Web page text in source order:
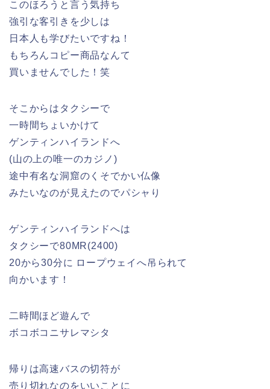
このほろうと言う気持ち
強引な客引きを少しは
日本人も学びたいですね！
もちろんコピー商品なんて
買いませんでした！笑
そこからはタクシーで
一時間ちょいかけて
ゲンティンハイランドへ
(山の上の唯一のカジノ)
途中有名な洞窟のくそでかい仏像
みたいなのが見えたのでパシャり
ゲンティンハイランドへは
タクシーで80MR(2400)
20から30分に ロープウェイへ吊られて
向かいます！
二時間ほど遊んで
ボコボコニサレマシタ
帰りは高速バスの切符が
売り切れなのをいいことに